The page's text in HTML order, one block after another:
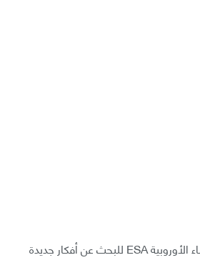
استجابةً لدعوة وكالة الفضاء الأوروبية ESA للبحث عن أفكار جديدة